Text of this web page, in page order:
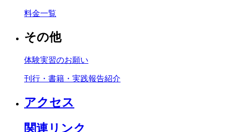
料金一覧
その他
体験実習のお願い
刊行・書籍・実践報告紹介
アクセス
関連リンク